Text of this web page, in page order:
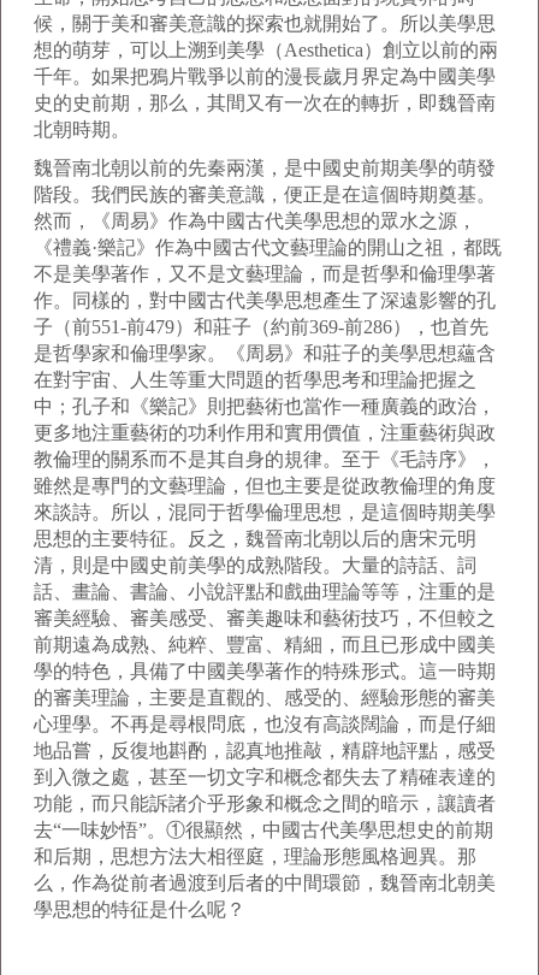
候，關于美和審美意識的探索也就開始了。所以美學思
想的萌芽，可以上溯到美學（Aesthetica）創立以前的兩
千年。如果把鴉片戰爭以前的漫長歲月界定為中國美學
史的史前期，那么，其間又有一次在的轉折，即魏晉南
北朝時期。
魏晉南北朝以前的先秦兩漢，是中國史前期美學的萌發
階段。我們民族的審美意識，便正是在這個時期奠基。
然而，《周易》作為中國古代美學思想的眾水之源，
《禮義·樂記》作為中國古代文藝理論的開山之祖，都既
不是美學著作，又不是文藝理論，而是哲學和倫理學著
作。同樣的，對中國古代美學思想產生了深遠影響的孔
子（前551-前479）和莊子（約前369-前286），也首先
是哲學家和倫理學家。《周易》和莊子的美學思想蘊含
在對宇宙、人生等重大問題的哲學思考和理論把握之
中；孔子和《樂記》則把藝術也當作一種廣義的政治，
更多地注重藝術的功利作用和實用價值，注重藝術與政
教倫理的關系而不是其自身的規律。至于《毛詩序》，
雖然是專門的文藝理論，但也主要是從政教倫理的角度
來談詩。所以，混同于哲學倫理思想，是這個時期美學
思想的主要特征。反之，魏晉南北朝以后的唐宋元明
清，則是中國史前美學的成熟階段。大量的詩話、詞
話、畫論、書論、小說評點和戲曲理論等等，注重的是
審美經驗、審美感受、審美趣味和藝術技巧，不但較之
前期遠為成熟、純粹、豐富、精細，而且已形成中國美
學的特色，具備了中國美學著作的特殊形式。這一時期
的審美理論，主要是直觀的、感受的、經驗形態的審美
心理學。不再是尋根問底，也沒有高談闊論，而是仔細
地品嘗，反復地斟酌，認真地推敲，精辟地評點，感受
到入微之處，甚至一切文字和概念都失去了精確表達的
功能，而只能訴諸介乎形象和概念之間的暗示，讓讀者
去“一味妙悟”。①很顯然，中國古代美學思想史的前期
和后期，思想方法大相徑庭，理論形態風格迥異。那
么，作為從前者過渡到后者的中間環節，魏晉南北朝美
學思想的特征是什么呢？